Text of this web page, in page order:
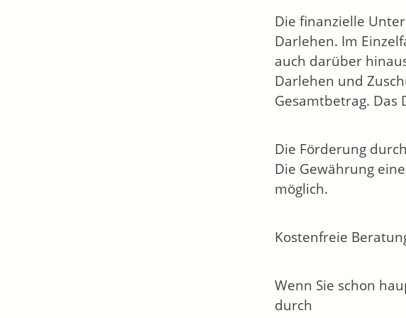
Die finanzielle
Darlehen. Im
auch darüber
Darlehen und
Gesamtbetrag. Das
Die Förderung
Die Gewährung
möglich.
Kostenfreie
Wenn Sie schon
durch